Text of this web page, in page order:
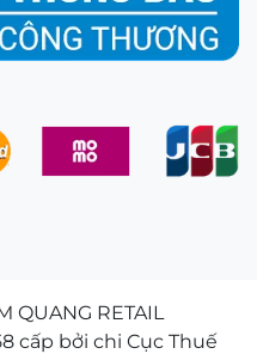
QUANG RETAIL
cấp bởi chi Cục Thuế